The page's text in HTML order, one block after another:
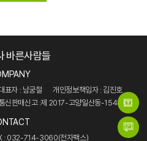
바른사람들
표자 : 남궁철
개인정보책임자 : 김진호
통신판매신고 :제 2017-고양일산동-1540호
: 032-714-3060(전자팩스)